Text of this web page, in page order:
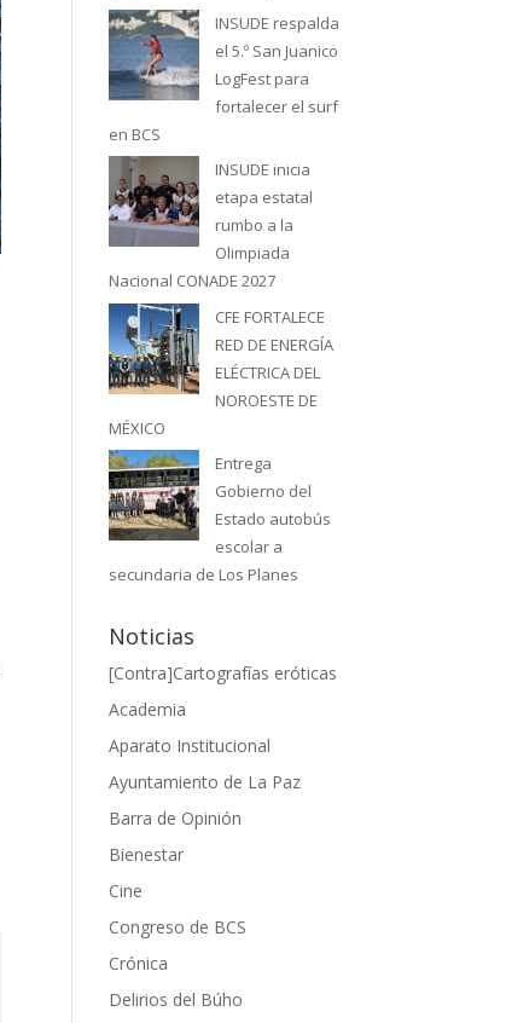
INSUDE respalda
el 5.º San Juanico
LogFest para
fortalecer el surf
en BCS
INSUDE inicia
etapa estatal
rumbo a la
Olimpiada
Nacional CONADE 2027
CFE FORTALECE
RED DE ENERGÍA
ELÉCTRICA DEL
NOROESTE DE
MÉXICO
Entrega
Gobierno del
Estado autobús
escolar a
secundaria de Los Planes
Noticias
[Contra]Cartografías eróticas
Academia
Aparato Institucional
Ayuntamiento de La Paz
Barra de Opinión
Bienestar
Cine
Congreso de BCS
Crónica
Delirios del Búho